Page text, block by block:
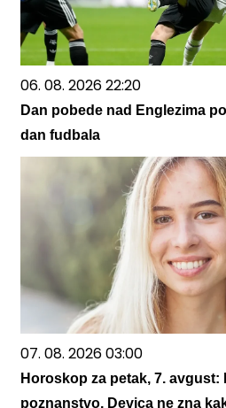
06. 08. 2026 22:20
Dan pobede nad Englezima
dan fudbala
07. 08. 2026 03:00
Horoskop za petak, 7.
poznanstvo, Devica ne zna